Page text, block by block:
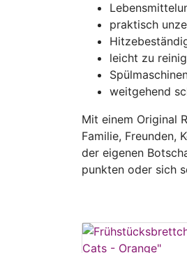
praktisch
leicht zu
weitgehend
Mit einem Original
Familie, Freunden,
der eigenen
punkten oder sich